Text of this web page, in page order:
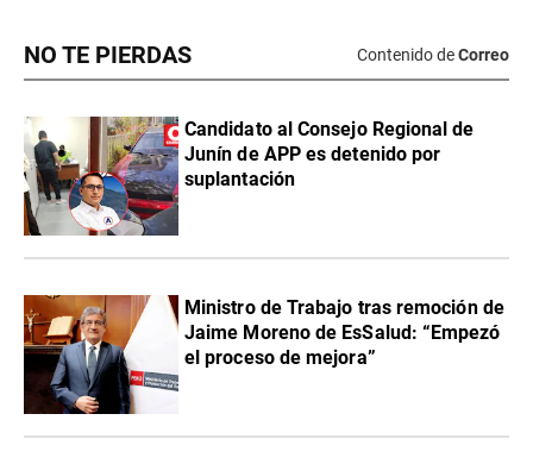
NO TE PIERDAS Contenido deCorreo
Candidato al Consejo Regional de
Junín de APP es detenido por
suplantación
Ministro de Trabajo tras remoción de
Jaime Moreno de EsSalud: “Empezó
el proceso de mejora”